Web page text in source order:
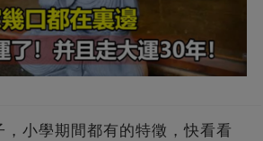
，小學期間都有的特徵，快看看